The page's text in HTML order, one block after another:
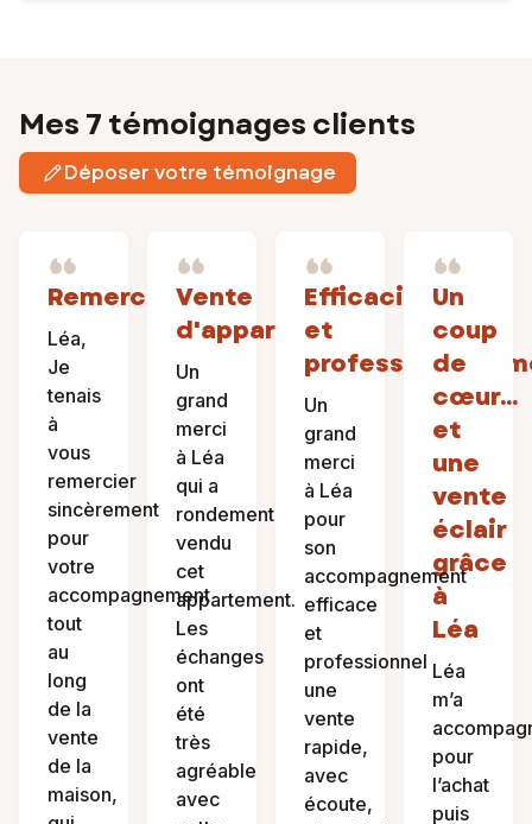
Mes 7 témoignages clients
Déposer votre témoignage
Remerciement
Léa,
Je
tenais
à
vous
remercier
sincèrement
pour
votre
accompagnement
tout
au
long
de la
vente
de la
maison,
Vente
d'appartement
Un
grand
merci
à Léa
qui a
rondement
vendu
cet
appartement.
Les
échanges
ont
été
très
agréable
avec
Efficacité
et
Un
grand
merci
à Léa
pour
son
accompagnement
efficace
et
professionnel
une
vente
rapide,
avec
écoute,
Un
coup
de
cœur…
et
une
vente
éclair
grâce
à
Léa
Léa
m’a
pour
l’achat
puis